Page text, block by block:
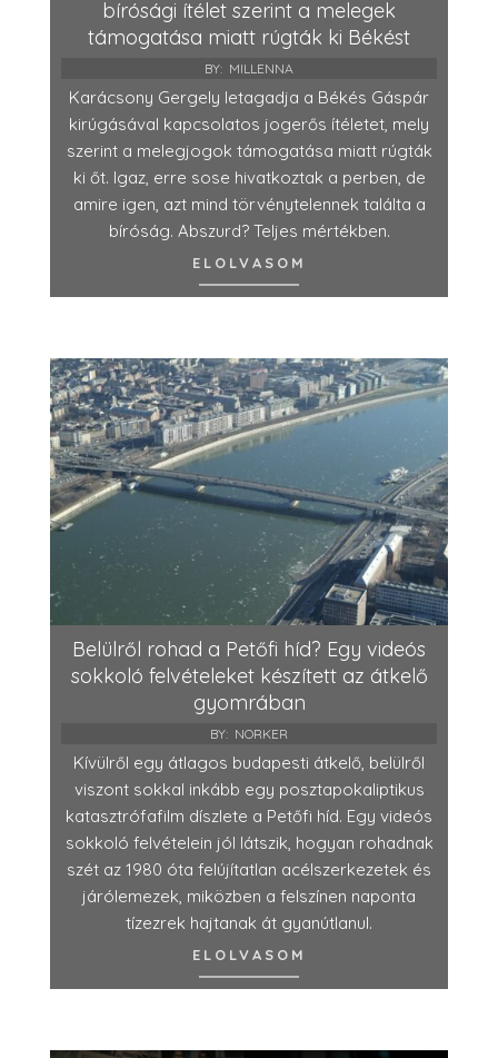
bírósági ítélet szerint a melegek
támogatása miatt rúgták ki Békést
BY: MILLENNA
Karácsony Gergely letagadja a Békés Gáspár
kirúgásával kapcsolatos jogerős ítéletet, mely
szerint a melegjogok támogatása miatt rúgták
ki őt. Igaz, erre sose hivatkoztak a perben, de
amire igen, azt mind törvénytelennek találta a
bíróság. Abszurd? Teljes mértékben.
ELOLVASOM
Belülről rohad a Petőfi híd? Egy videós
sokkoló felvételeket készített az átkelő
gyomrában
BY: NORKER
Kívülről egy átlagos budapesti átkelő, belülről
viszont sokkal inkább egy posztapokaliptikus
katasztrófafilm díszlete a Petőfi híd. Egy videós
sokkoló felvételein jól látszik, hogyan rohadnak
szét az 1980 óta felújítatlan acélszerkezetek és
járólemezek, miközben a felszínen naponta
tízezrek hajtanak át gyanútlanul.
ELOLVASOM